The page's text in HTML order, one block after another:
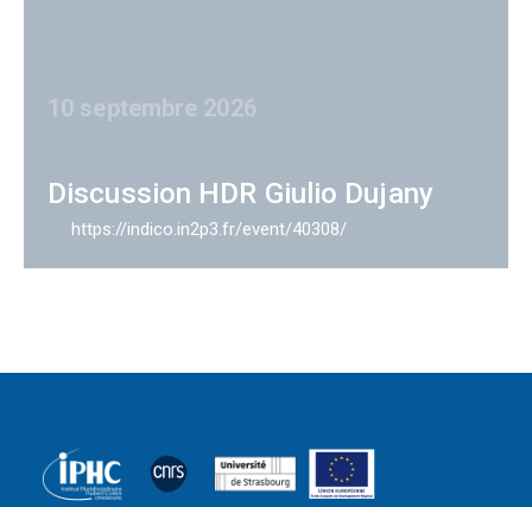
10 septembre 2026
Discussion HDR Giulio Dujany
https://indico.in2p3.fr/event/40308/